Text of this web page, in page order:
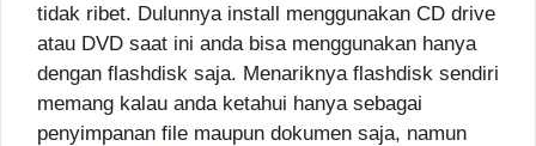
tidak ribet. Dulunnya install menggunakan CD drive
atau DVD saat ini anda bisa menggunakan hanya
dengan flashdisk saja. Menariknya flashdisk sendiri
memang kalau anda ketahui hanya sebagai
penyimpanan file maupun dokumen saja, namun